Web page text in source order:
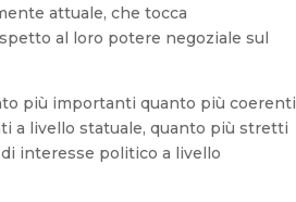
attuale, che tocca
al loro potere negoziale sul
più importanti quanto più coerenti
a livello statuale, quanto più stretti
interesse politico a livello